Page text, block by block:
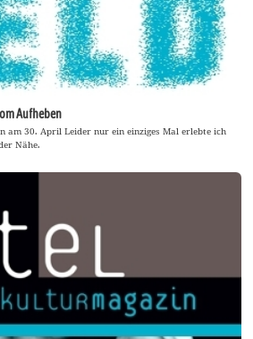
Aufheben
am 30. April Leider nur ein einziges Mal erlebte ich
Nähe.